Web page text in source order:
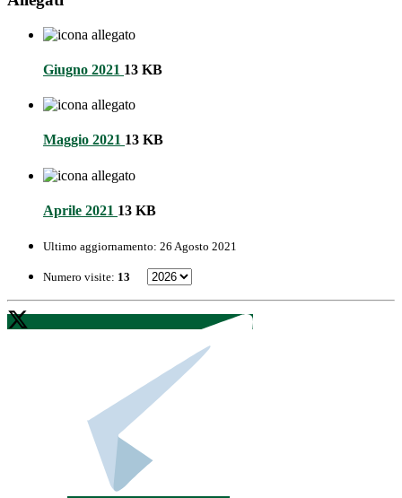
Giugno 2021 13 KB
Maggio 2021 13 KB
Aprile 2021 13 KB
Ultimo aggiornamento: 26 Agosto 2021
Numero visite: 13